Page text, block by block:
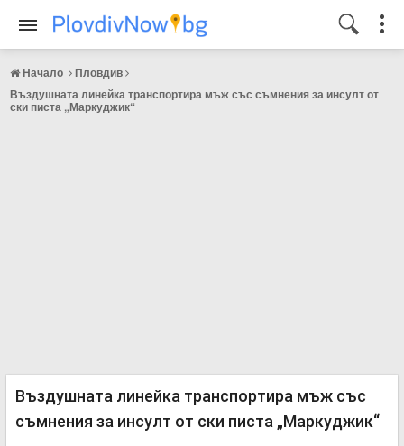
Начало
Пловдив
Въздушната линейка транспортира мъж със съмнения за инсулт от
ски писта „Маркуджик“
Въздушната линейка транспортира мъж със
съмнения за инсулт от ски писта „Маркуджик“